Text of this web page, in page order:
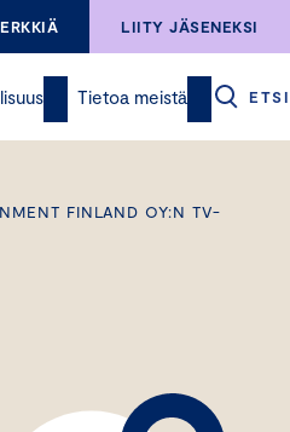
LIITY JÄSENEKSI
Tietoa meistä ETSI
FINLAND OY:N TV-